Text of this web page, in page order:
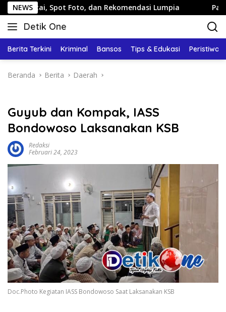
Langsung
ke
konten
NEWS
Foto, dan Rekomendasi Lumpia Panduan Wisata
Detik One
Tajam
Fakta
Berita Terkini Kriminal Bansos Tips & Edukasi Peristiwa
Beranda Berita Daerah
Guyub dan Kompak, IASS
Bondowoso Laksanakan KSB
Redaksi
Februari 24, 2023
Doc.Photo Kegiatan IASS Bondowoso Saat Laksanakan KSB